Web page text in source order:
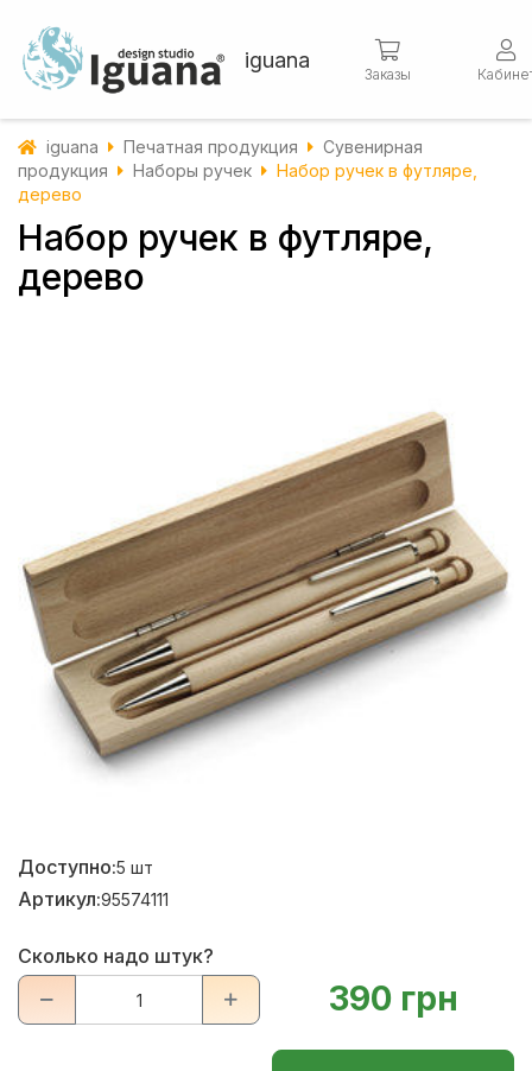
iguana
Заказы
iguana Печатная продукция
Сувенирная
продукция
Наборы ручек
Набор ручек в футляре,
дерево
Набор ручек в футляре,
дерево
Доступно:5 шт
Артикул:95574111
Сколько надо штук?
390 грн